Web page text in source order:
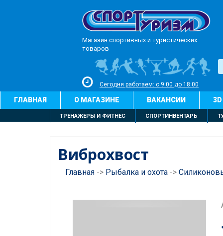
Магазин спортивных и туристических
товаров
Сегодня работаем: с 9:00 до 18:00
ГЛАВНАЯ О МАГАЗИНЕ ВАКАНСИИ
ТРЕНАЖЕРЫ И ФИТНЕС СПОРТИНВЕНТАРЬ
Виброхвост
Главная -> Рыбалка и охота ->